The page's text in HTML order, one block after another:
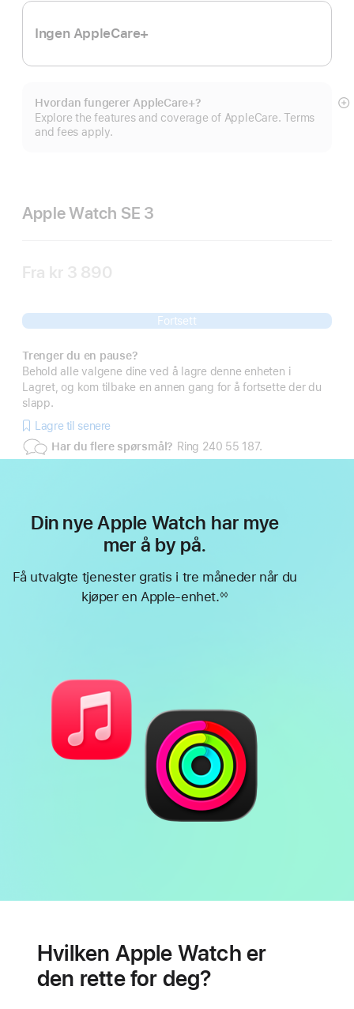
Ingen AppleCare+
Hvordan fungerer AppleCare+?
Explore the features and coverage of AppleCare. Terms
and fees apply.
Apple Watch SE 3
Fra kr 3 890
Fortsett
Trenger du en pause?
Behold alle valgene dine ved å lagre denne enheten i
Lagret, og kom tilbake en annen gang for å fortsette der du
slapp.
Lagre til senere
Har du flere spørsmål? Ring 240 55 187.
Din nye Apple Watch har mye
mer å by på.
Få utvalgte tjenester gratis i tre måneder når du
kjøper en Apple-enhet.◊◊
Hvilken Apple Watch er
den rette for deg?